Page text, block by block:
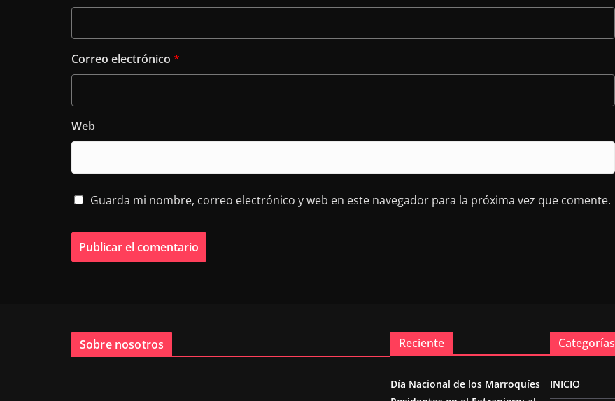
Correo electrónico *
Web
Guarda mi nombre, correo electrónico y web en este navegador para la próxima vez que comente.
Sobre nosotros Reciente
Día Nacional de los Marroquíes
Categorías
INICIO